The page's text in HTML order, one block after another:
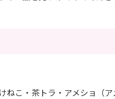
こ・茶トラ・アメショ（